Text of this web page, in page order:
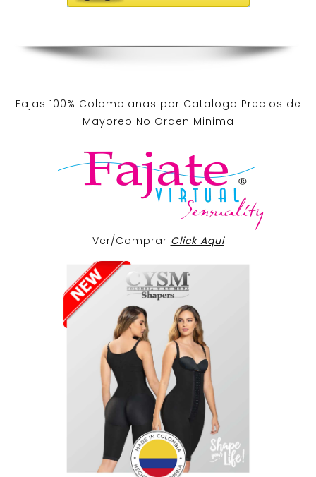
Fajas 100% Colombianas por Catalogo Precios de
Mayoreo No Orden Minima
Ver/Comprar Click Aqui